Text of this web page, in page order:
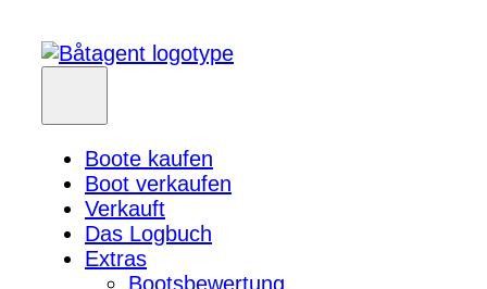
Boote kaufen
Boot verkaufen
Verkauft
Das Logbuch
Extras
Bootsbewertung